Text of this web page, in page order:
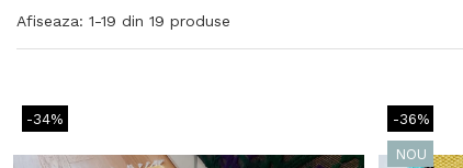
Afiseaza: 1-19 din 19 produse
-34% -36%
NOU